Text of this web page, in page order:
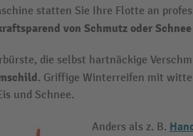
statten Sie Ihre Flotte an
von Schmutz oder
die selbst hartnäckige
. Griffige Winterreifen mit
und Schnee.
Anders als z. B.